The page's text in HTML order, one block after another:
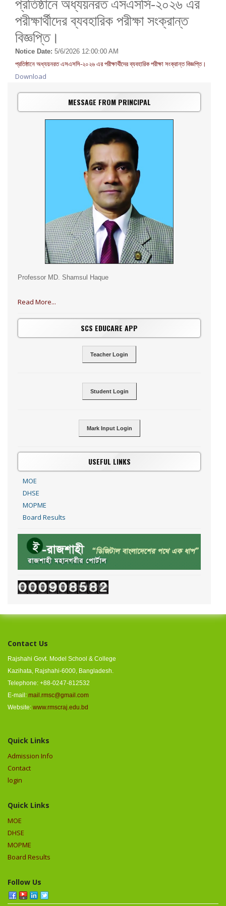
পরীক্ষার্থীদের ব্যবহারিক পরীক্ষা সংক্রান্ত
বিজ্ঞপ্তি।
Notice Date: 5/6/2026 12:00:00 AM
প্রতিষ্ঠানে অধ্যয়নরত এসএসসি-২০২৬ এর পরীক্ষার্থীদের ব্যবহারিক পরীক্ষা সংক্রান্ত বিজ্ঞপ্তি।
Download
MESSAGE FROM PRINCIPAL
Professor MD. Shamsul Haque
Read More...
SCS EDUCARE APP
Teacher Login
Student Login
Mark Input Login
USEFUL LINKS
MOE
DHSE
MOPME
Board Results
Contact Us
Rajshahi Govt. Model School & College
Kazihata, Rajshahi-6000, Bangladesh.
Telephone: +88-0247-812532
E-mail: mail.rmsc@gmail.com
Website: www.rmscraj.edu.bd
Quick Links
Admission Info
Contact
login
Quick Links
MOE
DHSE
MOPME
Board Results
Follow Us